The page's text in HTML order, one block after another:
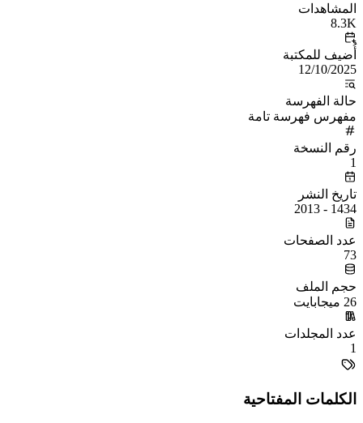
المشاهدات
8.3K
أُضيف للمكتبة
12/10/2025
حالة الفهرسة
مفهرس فهرسة تامة
رقم النسخة
1
تاريخ النشر
1434 - 2013
عدد الصفحات
73
حجم الملف
26 ميجابايت
عدد المجلدات
1
الكلمات المفتاحية